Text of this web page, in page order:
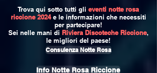
Trova qui sotto tutti gli eventi notte rosa
riccione 2024e le informazioni che necessiti
per partecipare!
Sei nelle mani di Riviera Discoteche Riccione,
le migliori del paese!
Consulenza Notte Rosa
Info Notte Rosa Riccione